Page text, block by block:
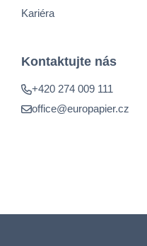
Kariéra
Kontaktujte nás
+420 274 009 111
office@europapier.cz